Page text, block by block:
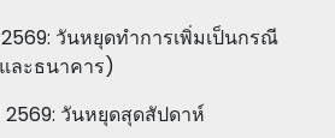
วันหยุดทำการเพิ่มเป็นกรณี
ละธนาคาร)
วันหยุดสุดสัปดาห์